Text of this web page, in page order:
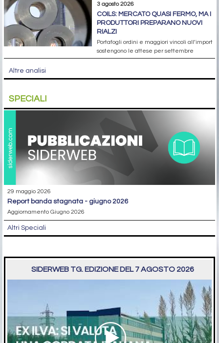
3 agosto 2026
COILS: MERCATO QUASI FERMO, MA I
PRODUTTORI PREPARANO NUOVI
RIALZI
Portafogli ordini e maggiori vincoli all’import
sostengono le attese per settembre
Altre analisi
SPECIALI
29 maggio 2026
report banda stagnata - giugno 2026
Aggiornamento Giugno 2026
Altri Speciali
SIDERWEB TG. EDIZIONE DEL 7 AGOSTO 2026